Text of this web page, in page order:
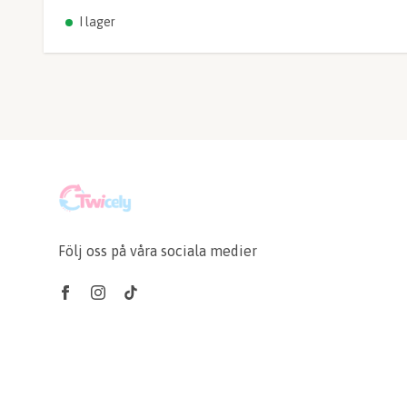
I lager
Följ oss på våra sociala medier